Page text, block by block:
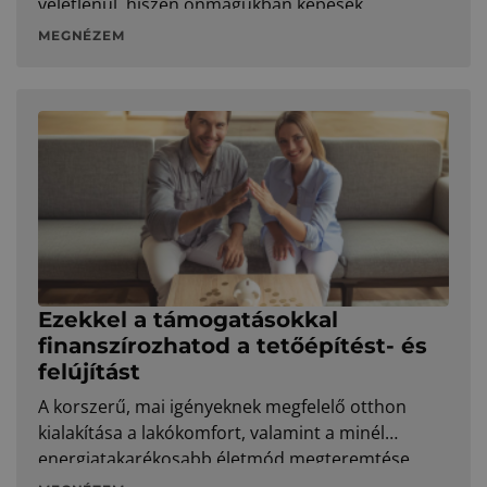
MEGNÉZEM
Ezekkel a támogatásokkal
finanszírozhatod a tetőépítést- és
felújítást
A korszerű, mai igényeknek megfelelő otthon
kialakítása a lakókomfort, valamint a minél
energiatakarékosabb életmód megteremtése